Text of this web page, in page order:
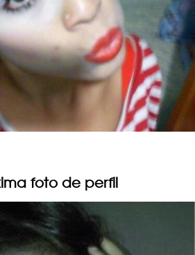
foto de perfil